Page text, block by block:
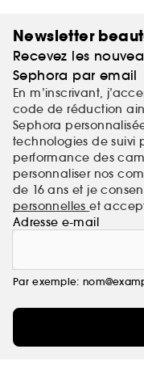
Newsletter
Recevez les
Sephora par email
En m’inscrivant,
code de réduction
Sephora
technologies de suivi
performance des
personnaliser nos
de 16 ans et je
personnelleset
Adresse e-mail
Par exemple: